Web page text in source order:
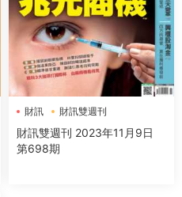
財訊 財訊雙週刊
財訊雙週刊 2023年11月9日
第698期